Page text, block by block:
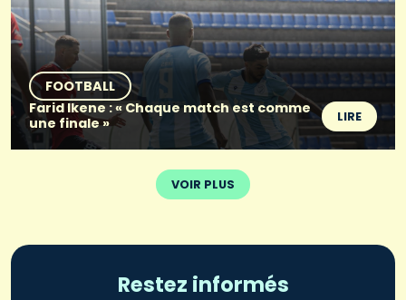
FOOTBALL
Farid Ikene : « Chaque match est comme
une finale »
LIRE
VOIR PLUS
Restez informés